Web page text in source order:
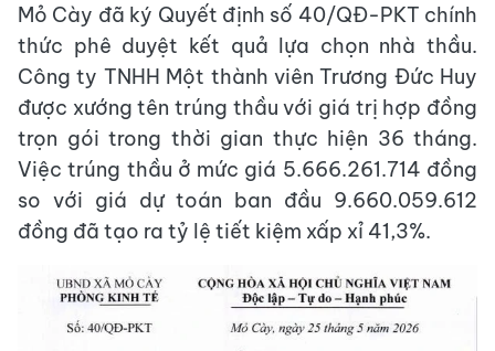
Mỏ Cày đã ký Quyết định số 40/QĐ-PKT chính
thức phê duyệt kết quả lựa chọn nhà thầu.
Công ty TNHH Một thành viên Trương Đức Huy
được xướng tên trúng thầu với giá trị hợp đồng
trọn gói trong thời gian thực hiện 36 tháng.
Việc trúng thầu ở mức giá 5.666.261.714 đồng
so với giá dự toán ban đầu 9.660.059.612
đồng đã tạo ra tỷ lệ tiết kiệm xấp xỉ 41,3%.